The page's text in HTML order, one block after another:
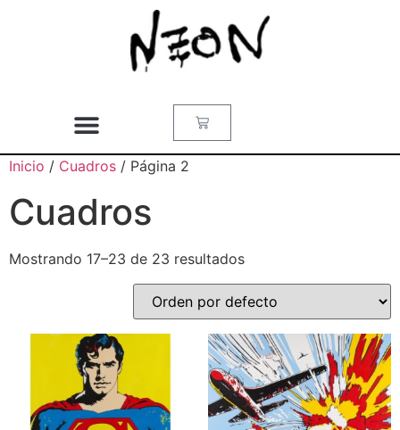
Inicio / Cuadros / Página 2
Cuadros
Mostrando 17–23 de 23 resultados